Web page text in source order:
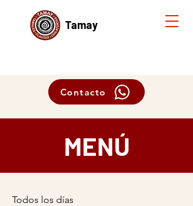
Tamay
Contacto
MENÚ
Todos los días